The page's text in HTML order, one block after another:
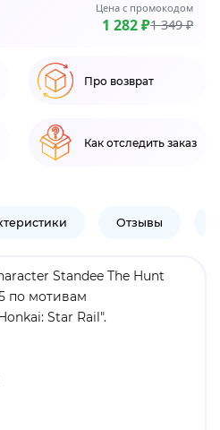
Цена с промокодом
1 282 ₽1 349 ₽
Про возврат
Как отследить заказ
Отзывы
Standee The Hunt
по мотивам
Star Rail".